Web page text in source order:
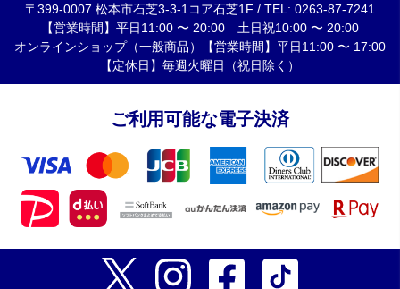
〒399-0007 松本市石芝3-3-1コア石芝1F / TEL: 0263-87-7241
【営業時間】平日11:00 〜 20:00 土日祝10:00 〜 20:00
オンラインショップ（一般商品）【営業時間】平日11:00 〜 17:00
【定休日】毎週火曜日（祝日除く）
ご利用可能な電子決済